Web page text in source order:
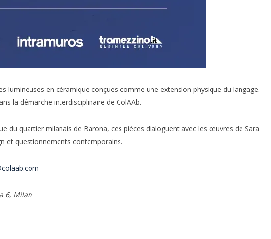
lumineuses en céramique conçues comme une extension physique du langage.
la démarche interdisciplinaire de ColAAb.
du quartier milanais de Barona, ces pièces dialoguent avec les œuvres de Sara
et questionnements contemporains.
6, Milan